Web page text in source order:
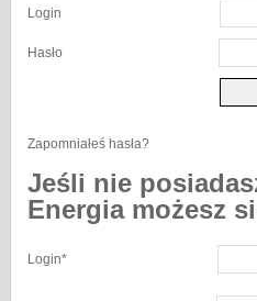
Login
Hasło
Zapomniałeś hasła?
Jeśli nie
Energia możesz
Login*